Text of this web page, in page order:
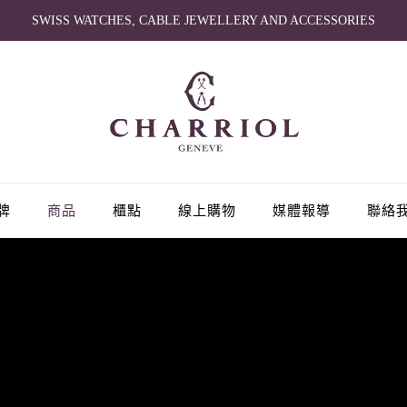
SWISS WATCHES, CABLE JEWELLERY AND ACCESSORIES
商品 櫃點 線上購物 媒體報導 聯絡